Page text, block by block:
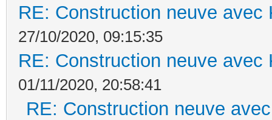
RE: Construction neuve avec
27/10/2020, 09:15:35
RE: Construction neuve avec
01/11/2020, 20:58:41
RE: Construction neuve